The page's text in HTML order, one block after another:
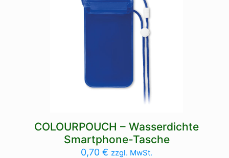
COLOURPOUCH – Wasserdichte
Smartphone-Tasche
0,70€ zzgl. MwSt.